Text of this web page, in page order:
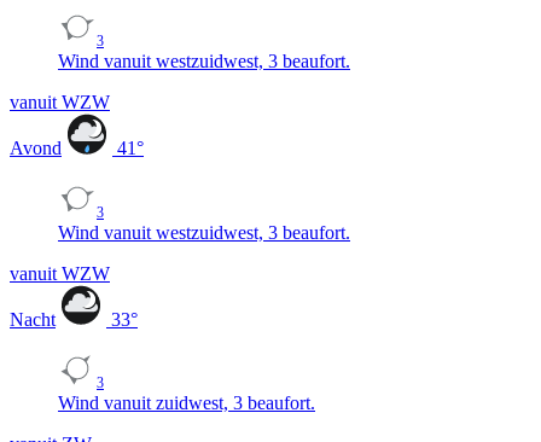
3
Wind vanuit westzuidwest, 3 beaufort.
vanuit WZW
Avond 41°
3
Wind vanuit westzuidwest, 3 beaufort.
vanuit WZW
Nacht 33°
3
Wind vanuit zuidwest, 3 beaufort.